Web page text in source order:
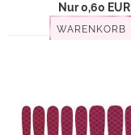
Nur 0,60 EUR
WARENKORB